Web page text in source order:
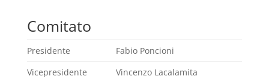
Comitato
Presidente
Fabio Poncioni
Vicepresidente
Vincenzo Lacalamita